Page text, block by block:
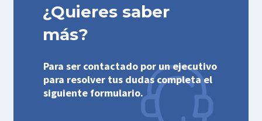
¿Quieres saber
más?
Para ser contactado por un ejecutivo
para resolver tus dudas completa el
siguiente formulario.